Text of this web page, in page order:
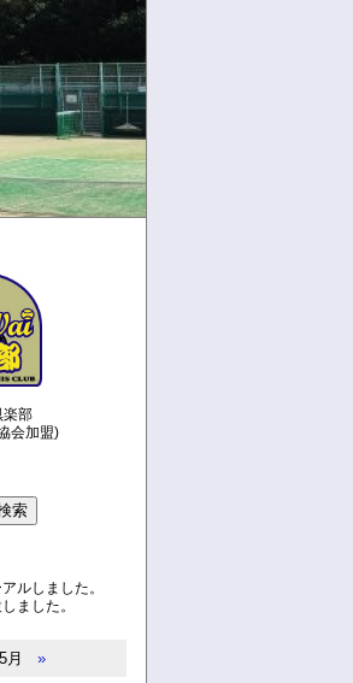
楽部
会加盟)
ルしました。
ました。
月
»